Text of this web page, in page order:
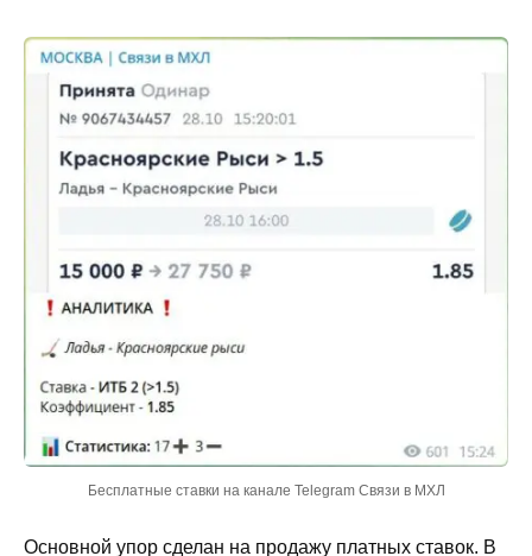
Бесплатные ставки на канале Telegram Связи в МХЛ
Основной упор сделан на продажу платных ставок. В